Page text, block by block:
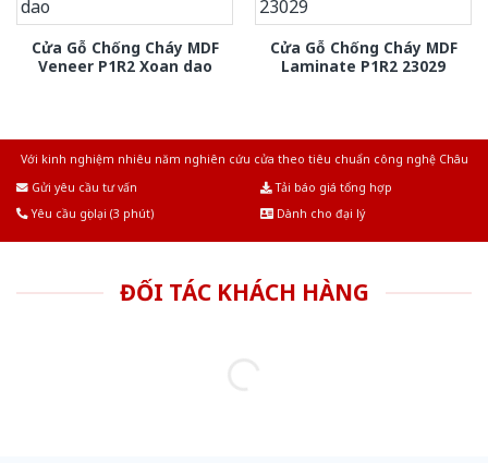
Cửa Gỗ Chống Cháy MDF
Veneer P1R2 Xoan dao
Cửa Gỗ Chống Cháy MDF
Laminate P1R2 23029
Với kinh nghiệm nhiêu năm nghiên cứu cửa theo tiêu chuẩn công nghệ Châu
Gửi yêu cầu tư vấn
Tải báo giá tổng hợp
Yêu cầu gọi lại (3 phút)
Dành cho đại lý
ĐỐI TÁC KHÁCH HÀNG